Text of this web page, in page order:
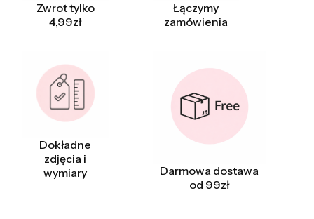
Zwrot tylko
4,99zł
Łączymy
zamówienia
Dokładne
zdjęcia i
wymiary
Darmowa dostawa
od 99zł